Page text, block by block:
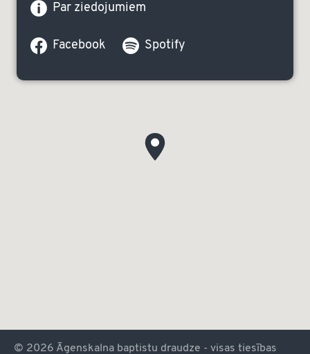
Par ziedojumiem
Facebook Spotify
© 2026 Āgenskalna baptistu draudze - visas tiesības